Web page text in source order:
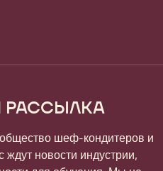
РАССЫЛКА
шеф-кондитеров и
ждут новости индустрии,